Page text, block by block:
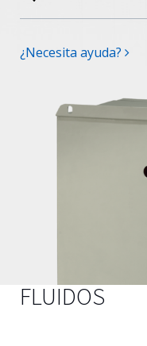
¿Necesita ayuda?
FLUIDOS